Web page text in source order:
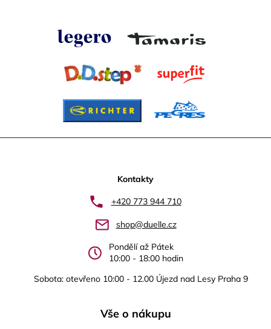
Kontakty
+420 773 944 710
shop@duelle.cz
Pondělí až Pátek
10:00 - 18:00 hodin
Sobota: otevřeno 10:00 - 12.00 Újezd nad Lesy Praha 9
Vše o nákupu